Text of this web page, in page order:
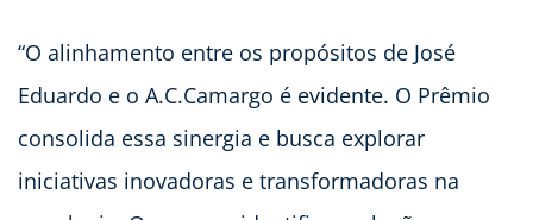
“O alinhamento entre os propósitos de José
Eduardo e o A.C.Camargo é evidente. O Prêmio
consolida essa sinergia e busca explorar
iniciativas inovadoras e transformadoras na